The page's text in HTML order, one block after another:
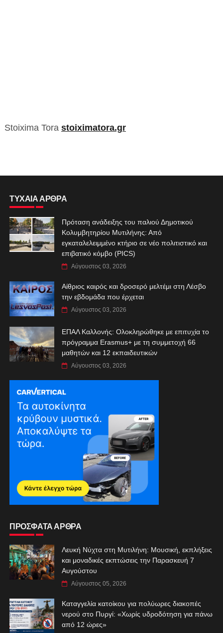
Stoixima Tora stoiximatora.gr
ΤΥΧΑΙΑ ΑΡΘΡΑ
Πρόταση ανάδειξης του παλιού Δημοτικού
Κολυμβητηρίου Μυτιλήνης: Από
εγκαταλελειμμένο κτήριο σε νέο πολιτιστικό και
επιβατικό κόμβο (PICS)
Αύγουστος 03, 2026
Αίθριος καιρός και δροσερό μελτέμι στη Λέσβο
την εβδομάδα που έρχεται
Αύγουστος 03, 2026
ΕΠΑΛ Καλλονής: Ολοκληρώθηκε με επιτυχία το
πρόγραμμα Erasmus+ με τη συμμετοχή 66
μαθητών και 12 εκπαιδευτικών
Αύγουστος 03, 2026
ΠΡΟΣΦΑΤΑ ΑΡΘΡΑ
Λευκή Νύχτα στη Μυτιλήνη: Μουσική, εκπλήξεις
και μοναδικές εκπτώσεις την Παρασκευή 7
Αυγούστου
Αύγουστος 05, 2026
Καταγγελία κατοίκου για πολύωρες διακοπές
νερού στο Πυργί: «Χωρίς υδροδότηση για πάνω
από 12 ώρες»